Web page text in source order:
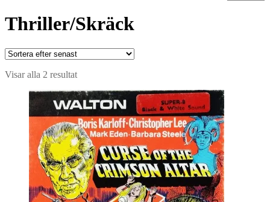
Thriller/Skräck
Visar alla 2 resultatSortera
senaste